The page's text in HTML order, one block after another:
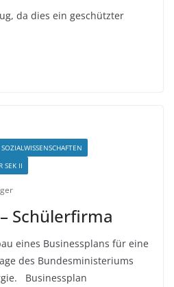
da dies ein geschützter
SOZIALWISSENSCHAFTEN
SEK II
Schülerfirma
eines Businessplans für eine
des Bundesministeriums
Businessplan